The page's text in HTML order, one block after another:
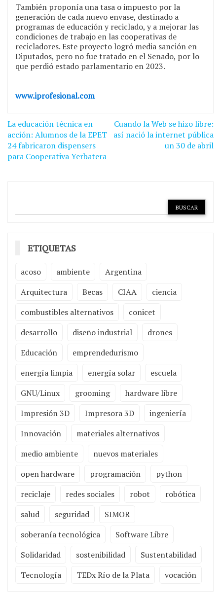
También proponía una tasa o impuesto por la
generación de cada nuevo envase, destinado a
programas de educación y reciclado, y a mejorar las
condiciones de trabajo en las cooperativas de
recicladores. Este proyecto logró media sanción en
Diputados, pero no fue tratado en el Senado, por lo
que perdió estado parlamentario en 2023.
www.iprofesional.com
Navegación
de
entradas
La educación técnica en
acción: Alumnos de la EPET
24 fabricaron dispensers
para Cooperativa Yerbatera
Cuando la Web se hizo libre:
así nació la internet pública
un 30 de abril
ETIQUETAS
acoso ambiente
Argentina
Arquitectura
Becas CIAA
ciencia
combustibles alternativos
conicet
desarrollo
diseño industrial
drones
Educación
emprendedurismo
energía limpia
energía solar
escuela
GNU/Linux
grooming
hardware libre
Impresión 3D
Impresora 3D
ingeniería
Innovación
materiales alternativos
medio ambiente
nuevos materiales
open hardware
programación
python
reciclaje
redes sociales robot
robótica
salud
seguridad
SIMOR
soberanía tecnológica
Software Libre
Solidaridad
sostenibilidad
Sustentabilidad
Tecnología
TEDx Río de la Plata vocación